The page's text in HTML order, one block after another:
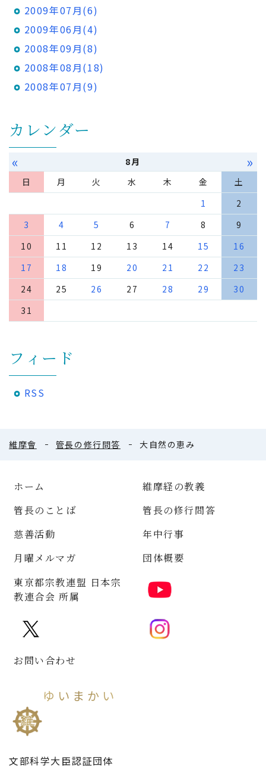
2009年07月(6)
2009年06月(4)
2008年09月(8)
2008年08月(18)
2008年07月(9)
カレンダー
« 8月 »
日 月 火 水 木 金
土
1
2
3
4 5 6 7 8
9
10
11 12 13 14 15
16
17
18 19 20 21 22
23
24
25 26 27 28 29
30
31
フィード
RSS
維摩會 管長の修行問答 大自然の恵み
ホーム
維摩経の教義
管長のことば
管長の修行問答
慈善活動
年中行事
月曜メルマガ
団体概要
東京都宗教連盟 日本宗
教連合会 所属
お問い合わせ
維摩會
ゆいまかい
文部科学大臣認証団体